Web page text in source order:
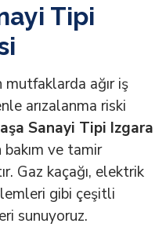
Tipi
mutfaklarda ağır iş
arızalanma riski
Sanayi Tipi Izgara
bakım ve tamir
Gaz kaçağı, elektrik
gibi çeşitli
sunuyoruz.